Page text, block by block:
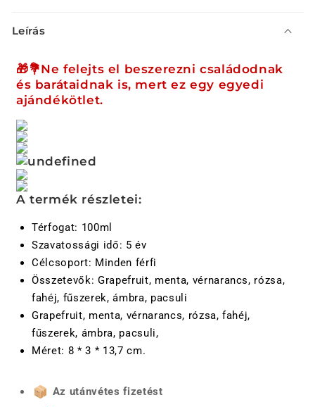
s
z
e
s
u
k
h
a
ó
m
Leírás
🎁💐Ne felejts el beszerezni családodnak
és barátaidnak is, mert ez egy egyedi
ajándékötlet.
A termék részletei:
Térfogat: 100ml
Szavatossági idő: 5 év
Célcsoport: Minden férfi
Összetevők: Grapefruit, menta, vérnarancs, rózsa,
fahéj, fűszerek, ámbra, pacsuli
Grapefruit, menta, vérnarancs, rózsa, fahéj,
fűszerek, ámbra, pacsuli,
Méret: 8 * 3 * 13,7 cm.
Az utánvétes fizetést